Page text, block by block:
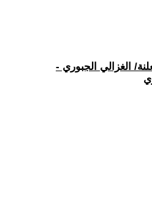
الغزالي الجبوري -